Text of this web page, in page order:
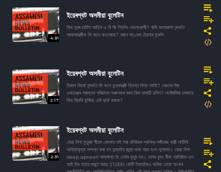
4:31
ইয়েৰশ্বট অসমীয়া বুলেটিন
কিয় পুনৰ চর্চালৈ আহিল এ বি জি শ্বিপিং কেলেংকাৰী? ঋষি আগৰৱালা সন্দৰ্ভত
প্ৰধানমন্ত্ৰীক কি কলে কংগ্ৰেছে? বচ্চন পাণ্ডেৰ ট্রেলাৰ মুকলি
2:17
ইয়েৰশ্বট অসমীয়া বুলেটিন
হিজাব বিতৰ্ক সন্দৰ্ভত কি কলে মুখ্যমন্ত্ৰী হিমন্ত বিশ্ব শৰ্মাই? নেচনেল ষ্টক
একচেঞ্জৰ প্ৰাক্তন পৰিচালন সঞ্চালকৰ ঘৰত কিয় তালাচী চলিল? অষ্ট্ৰেলিয়া চৰকাৰে
কিয় বিচাৰি ফুৰিছে এটা ছাৰ্ক মাছক?
2:31
ইয়েৰশ্বট অসমীয়া বুলেটিন
যোৱা নিশা মৃত্যুৰ শীতল কোলাত শুই পৰা বলিউডৰ প্ৰসিদ্ধ সঙ্গীতজ্ঞ বাপ্পী লাহীৰি
অন্তিমকৃত্য সম্পন্ন কৰা হব মুম্বাইৰ জুহুত থকা পৱন হংস শ্মশানত। যোৱা নিশা
sleep apneaত আক্ৰান্ত হৈ তেওঁৰ মৃত্যু হয়। দেশৰ বৃহৎ বীমা প্ৰতিষ্ঠান এল
আই চিৰ হাতত মজুত আছে 21,000 কোটি টকাতকৈও অধিক মোতা অংকৰ